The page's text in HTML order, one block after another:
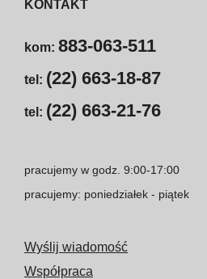
KONTAKT
kom: 883-063-511
tel: (22) 663-18-87
tel: (22) 663-21-76
pracujemy w godz. 9:00-17:00
pracujemy: poniedziałek - piątek
Wyślij wiadomość
Współpraca